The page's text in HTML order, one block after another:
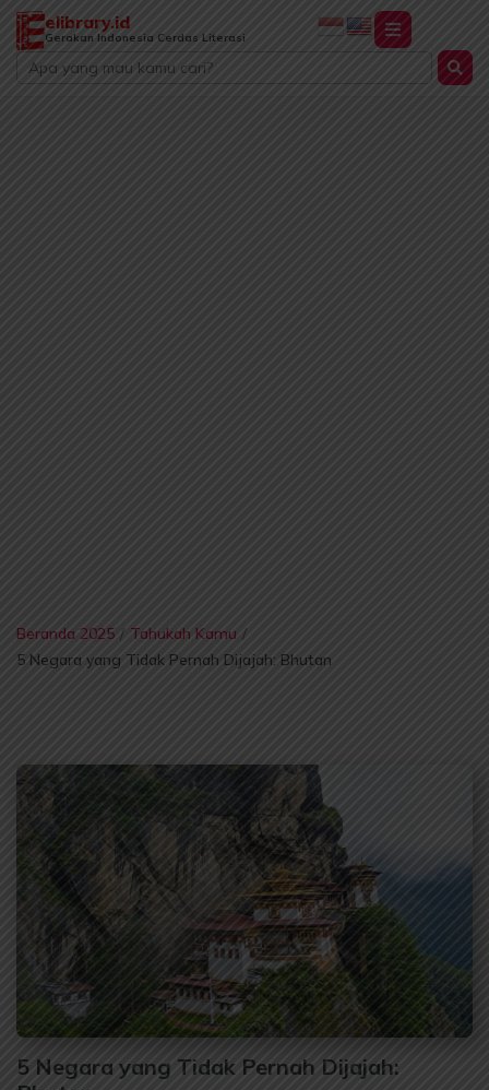
Lewati
konten
elibrary.id
Gerakan Indonesia Cerdas Literasi
Search
...
Beranda 2025 / Tahukah Kamu /
5 Negara yang Tidak Pernah Dijajah: Bhutan
5 Negara yang Tidak Pernah Dijajah: